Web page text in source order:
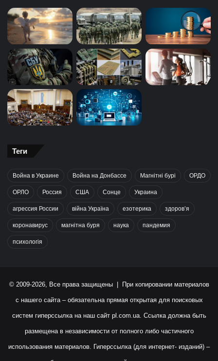
Теги
Война в Украине Война на Донбассе Магнітні бурі ОРДО
ОРЛО Россия США Сонце Украина
агрессия России війна Україна езотерика здоров’я
коронавирус магнітна буря наука пандемия
психологія
© 2009-2026, Все права защищены | При копировании материалов
с нашего сайта – обязательна прямая открытая для поисковых
систем гиперссылка на наш сайт pl.com.ua. Ссылка должна быть
размещена в независимости от полного либо частичного
использования материалов. Гиперссылка (для интернет- изданий) –